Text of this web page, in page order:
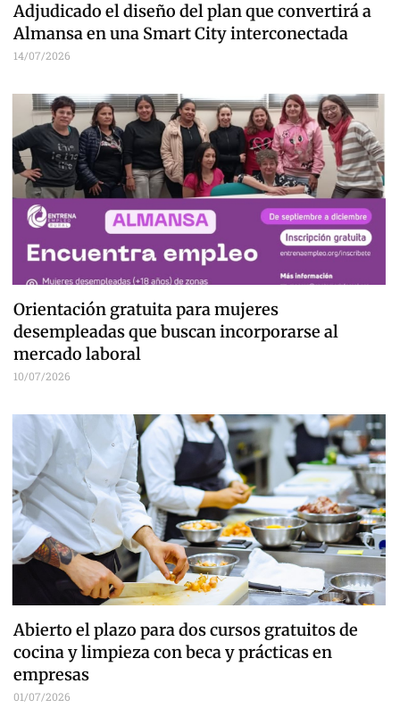
Adjudicado el diseño del plan que convertirá a
Almansa en una Smart City interconectada
14/07/2026
Orientación gratuita para mujeres
desempleadas que buscan incorporarse al
mercado laboral
10/07/2026
Abierto el plazo para dos cursos gratuitos de
cocina y limpieza con beca y prácticas en
empresas
01/07/2026